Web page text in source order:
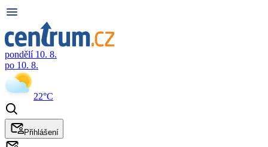
pondělí 10. 8.
po 10. 8.
22°C
Přihlášení